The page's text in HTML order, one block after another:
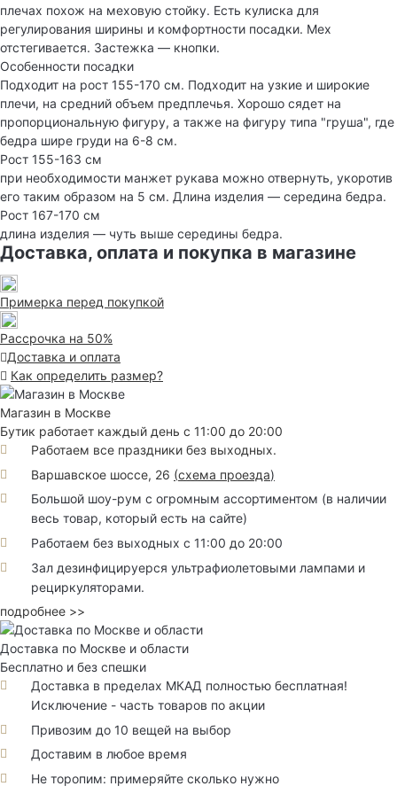
плечах похож на меховую стойку. Есть кулиска для
регулирования ширины и комфортности посадки. Мех
отстегивается. Застежка — кнопки.
Особенности посадки
Подходит на рост 155-170 см. Подходит на узкие и широкие
плечи, на средний объем предплечья. Хорошо сядет на
пропорциональную фигуру, а также на фигуру типа "груша", где
бедра шире груди на 6-8 см.
Рост 155-163 см
при необходимости манжет рукава можно отвернуть, укоротив
его таким образом на 5 см. Длина изделия — середина бедра.
Рост 167-170 см
длина изделия — чуть выше середины бедра.
Доставка, оплата и покупка в магазине
Примерка перед покупкой
Рассрочка на 50%
Доставка и оплата
Как определить размер?
Магазин в Москве
Бутик работает каждый день с 11:00 до 20:00
Работаем все праздники без выходных.
Варшавское шоссе, 26 (схема проезда)
Большой шоу-рум с огромным ассортиментом (в наличии
весь товар, который есть на сайте)
Работаем без выходных с 11:00 до 20:00
Зал дезинфицируерся ультрафиолетовыми лампами и
рециркуляторами.
подробнее >>
Доставка по Москве и области
Бесплатно и без спешки
Доставка в пределах МКАД полностью бесплатная!
Исключение - часть товаров по акции
Привозим до 10 вещей на выбор
Доставим в любое время
Не торопим: примеряйте сколько нужно